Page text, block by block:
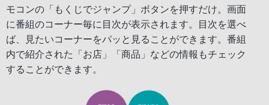
モコンの「もくじでジャンプ」ボタンを押すだけ。画面
に番組のコーナー毎に目次が表示されます。目次を選べ
ば、見たいコーナーをパッと見ることができます。番組
内で紹介された「お店」「商品」などの情報もチェック
することができます。